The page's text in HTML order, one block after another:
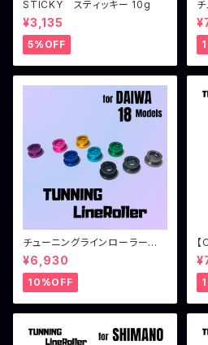
STICKY スティッキー 10g
¥3,135
5%OFF
シ
チューニングラインローラー
ダイワ用（18イグジスト系）
¥6,930
10%OFF